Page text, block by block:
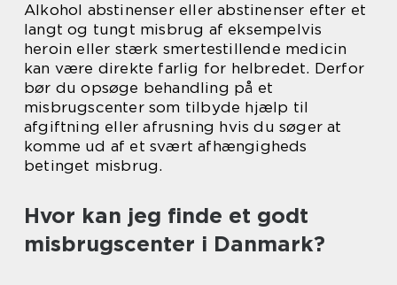
Alkohol abstinenser eller abstinenser efter et
langt og tungt misbrug af eksempelvis
heroin eller stærk smertestillende medicin
kan være direkte farlig for helbredet. Derfor
bør du opsøge behandling på et
misbrugscenter som tilbyde hjælp til
afgiftning eller afrusning hvis du søger at
komme ud af et svært afhængigheds
betinget misbrug.
Hvor kan jeg finde et godt
misbrugscenter i Danmark?